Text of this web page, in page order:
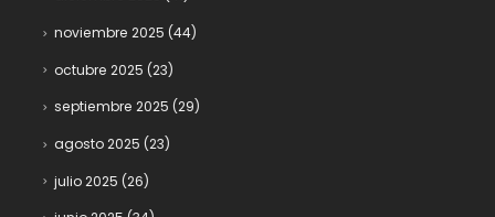
noviembre 2025 (44)
octubre 2025 (23)
septiembre 2025 (29)
agosto 2025 (23)
julio 2025 (26)